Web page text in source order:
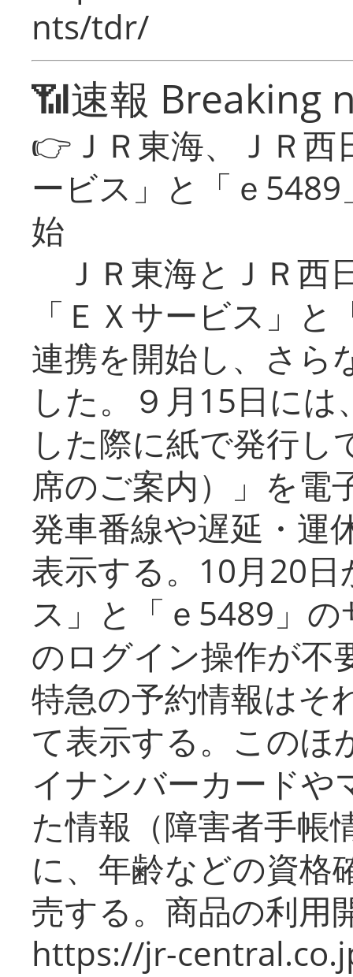
nts/tdr/
📶速報 Breaking
👉ＪＲ東海、ＪＲ
ービス」と「ｅ
始
ＪＲ東海とＪＲ西
「ＥＸサービス」
連携を開始し、さら
した。９月15日に
した際に紙で発行し
席のご案内）」を電
発車番線や遅延・運
表示する。10月20
ス」と「ｅ5489」
のログイン操作が不
特急の予約情報はそ
て表示する。このほ
イナンバーカードや
た情報（障害者手帳
に、年齢などの資格
売する。商品の利用
https://jr-